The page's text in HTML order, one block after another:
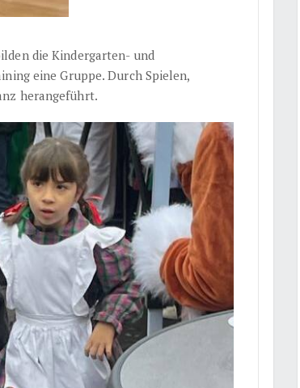
die Kindergarten- und
eine Gruppe. Durch Spielen,
herangeführt.